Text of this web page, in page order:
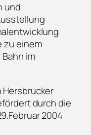
und
zu einem
im
Hersbrucker
durch die
2004